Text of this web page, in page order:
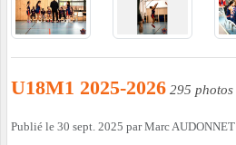
U18M1 2025-2026 295 photos
Publié le 30 sept. 2025 parMarc AUDONNET